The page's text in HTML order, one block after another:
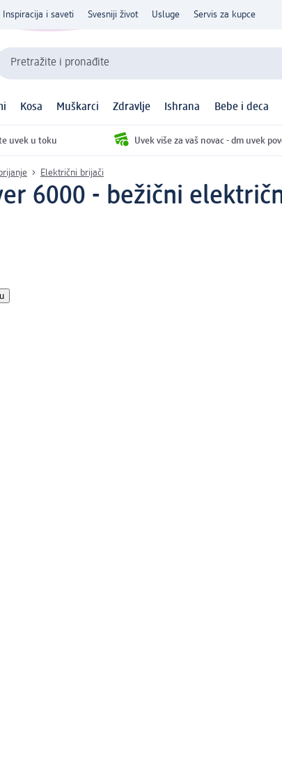
Inspiracija i saveti Svesniji život Usluge Servis za kupce
Pretražite i pronađite
Kosa Muškarci Zdravlje Ishrana Bebe i deca
uvek u toku Uvek više za vaš novac - dm uvek
Električni brijači
6000 - bežični